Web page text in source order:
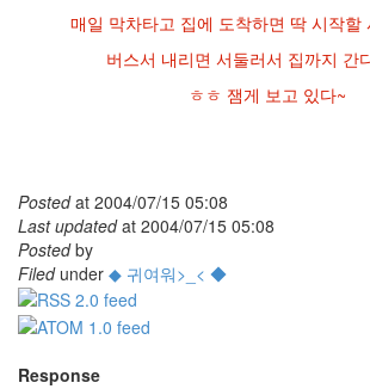
매일 막차타고 집에 도착하면 딱 시작할
버스서 내리면 서둘러서 집까지 간
ㅎㅎ 잼게 보고 있다~
Postedat 2004/07/15 05:08
Last updatedat 2004/07/15 05:08
Postedby
Filedunder ◆ 귀여워>_< ◆
Response